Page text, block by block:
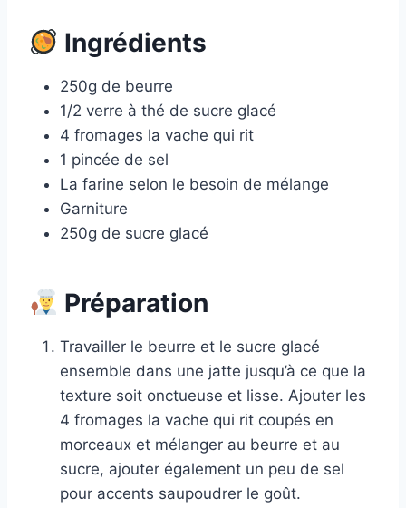
Ingrédients
250g de beurre
1/2 verre à thé de sucre glacé
4 fromages la vache qui rit
1 pincée de sel
La farine selon le besoin de mélange
Garniture
250g de sucre glacé
Préparation
Travailler le beurre et le sucre glacé
ensemble dans une jatte jusqu’à ce que la
texture soit onctueuse et lisse. Ajouter les
4 fromages la vache qui rit coupés en
morceaux et mélanger au beurre et au
sucre, ajouter également un peu de sel
pour accents saupoudrer le goût.